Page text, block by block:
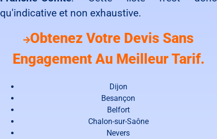
qu'indicative et non exhaustive.
Obtenez Votre Devis Sans
Engagement Au Meilleur Tarif.
Dijon
Besançon
Belfort
Chalon-sur-Saône
Nevers